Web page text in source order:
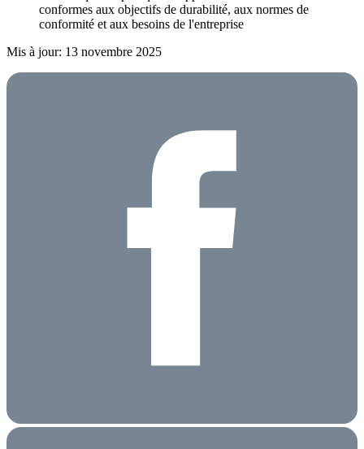
conformes aux objectifs de durabilité, aux normes de
conformité et aux besoins de l'entreprise
Mis à jour: 13 novembre 2025